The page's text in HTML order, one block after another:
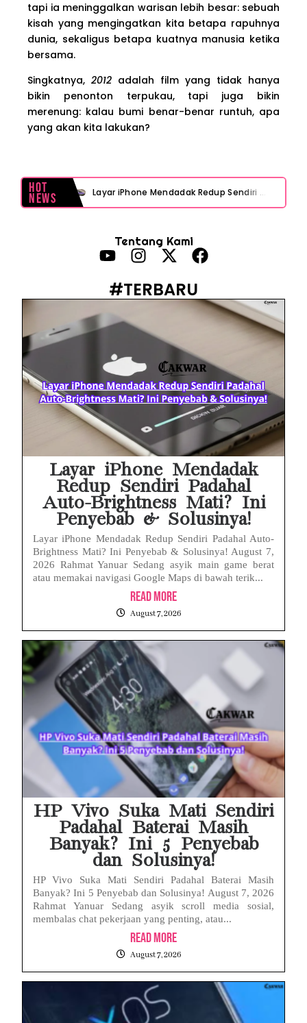
tapi ia meninggalkan warisan lebih besar: sebuah
kisah yang mengingatkan kita betapa rapuhnya
dunia, sekaligus betapa kuatnya manusia ketika
bersama.
Singkatnya, 2012 adalah film yang tidak hanya
bikin penonton terpukau, tapi juga bikin
merenung: kalau bumi benar-benar runtuh, apa
yang akan kita lakukan?
Hot
News Layar iPhone Mendadak Redup Sendiri Padahal Auto-Brightness Mati? Ini Penyebab & Solusinya!
Prabowo Sebut ‘Londo Ireng’, Ray Rangkuti Desak DPR Bersikap, Ini Ulasan Politiknya
MAKI Soroti Penahanan Eks Jampidsus Febrie Adriansyah Tanpa Rompi Pink
Babak Baru Kasus Febrie Adriansyah, Rencana Praperadilan Penyitaan Emas dan Uang Tunai Jadi Sorotan
Baterai Apple Watch Cepat Boros? Ini Penyebab dan Cara Mengatasinya
HP Huawei Cepat Panas? Ini Penyebab Utama dan Cara Mengatasinya
Tentang Kami
#TERBARU
Layar iPhone Mendadak
Redup Sendiri Padahal
Auto-Brightness Mati? Ini
Penyebab & Solusinya!
Layar iPhone Mendadak Redup Sendiri Padahal Auto-
Brightness Mati? Ini Penyebab & Solusinya! August 7,
2026 Rahmat Yanuar Sedang asyik main game berat
atau memakai navigasi Google Maps di bawah terik...
Read More
August 7, 2026
HP Vivo Suka Mati Sendiri
Padahal Baterai Masih
Banyak? Ini 5 Penyebab
dan Solusinya!
HP Vivo Suka Mati Sendiri Padahal Baterai Masih
Banyak? Ini 5 Penyebab dan Solusinya! August 7, 2026
Rahmat Yanuar Sedang asyik scroll media sosial,
membalas chat pekerjaan yang penting, atau...
Read More
August 7, 2026